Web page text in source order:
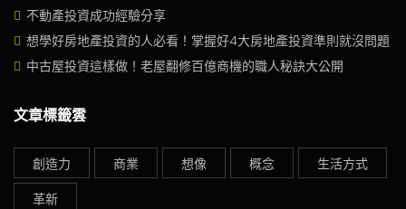
不動產投資成功經驗分享
想學好房地產投資的人必看！掌握好4大房地產投資準則就沒問題
中古屋投資這樣做！老屋翻修百億商機的職人秘訣大公開
文章標籤雲
創造力 商業 想像 概念
生活方式
革新